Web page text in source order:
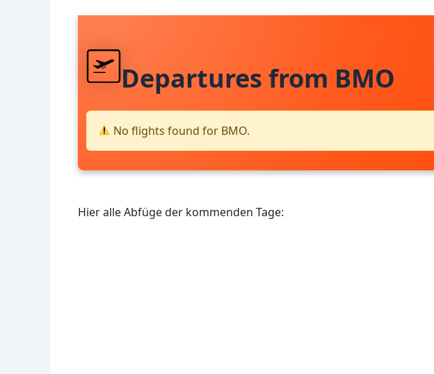
Departures from BMO
No flights found for BMO.
Hier alle Abfüge der kommenden Tage: